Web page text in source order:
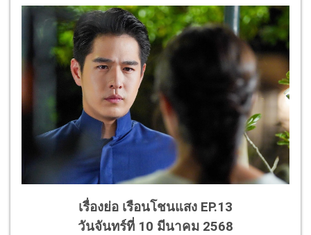
เรื่องย่อ เรือนโชนแสง EP.13
วันจันทร์ที่ 10 มีนาคม 2568